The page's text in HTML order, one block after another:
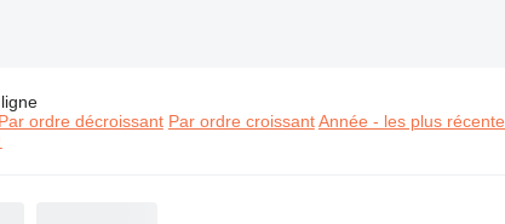
Matériel de TP Kobelco
Par ordre décroissant Par ordre croissant Année - les plus